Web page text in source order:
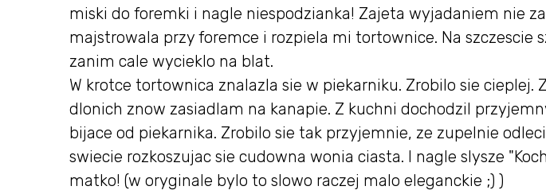
miski do foremki i nagle niespodzianka! Zajeta wyjadaniem nie
majstrowala przy foremce i rozpiela mi tortownice. Na szczescie
zanim cale wycieklo na blat.
W krotce tortownica znalazla sie w piekarniku. Zrobilo sie cieplej.
dlonich znow zasiadlam na kanapie. Z kuchni dochodzil
bijace od piekarnika. Zrobilo sie tak przyjemnie, ze zupelnie
swiecie rozkoszujac sie cudowna wonia ciasta. I nagle slysze
matko! (w oryginale bylo to slowo raczej malo eleganckie ;) )